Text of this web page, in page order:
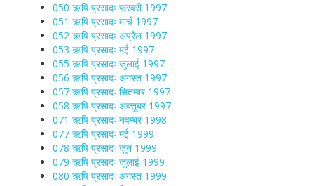
050 ऋषि प्रसादः फरवरी 1997
051 ऋषि प्रसादः मार्च 1997
052 ऋषि प्रसादः अप्रैल 1997
053 ऋषि प्रसादः मई 1997
055 ऋषि प्रसादः जुलाई 1997
056 ऋषि प्रसादः अगस्त 1997
057 ऋषि प्रसादः सितम्बर 1997
058 ऋषि प्रसादः अक्तूबर 1997
071 ऋषि प्रसादः नवम्बर 1998
077 ऋषि प्रसादः मई 1999
078 ऋषि प्रसादः जून 1999
079 ऋषि प्रसादः जुलाई 1999
080 ऋषि प्रसादः अगस्त 1999